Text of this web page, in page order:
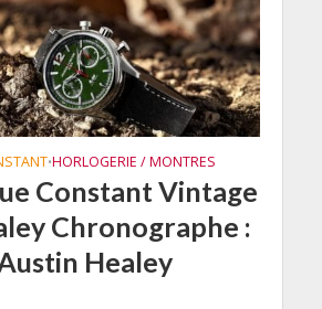
•HORLOGERIE / MONTRES
Constant Vintage
Chronographe :
Healey